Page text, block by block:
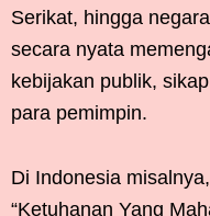
Serikat, hingga
secara nyata
kebijakan publik,
para pemimpin.
Di Indonesia
“Ketuhanan Yang